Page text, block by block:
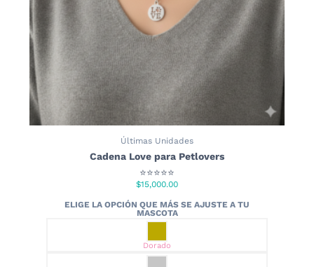
página
de
producto
Últimas Unidades
Cadena Love para Petlovers
⭐⭐⭐⭐⭐
$15,000.00
Dorado